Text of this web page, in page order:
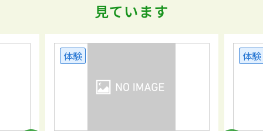
見ています
体験 体験